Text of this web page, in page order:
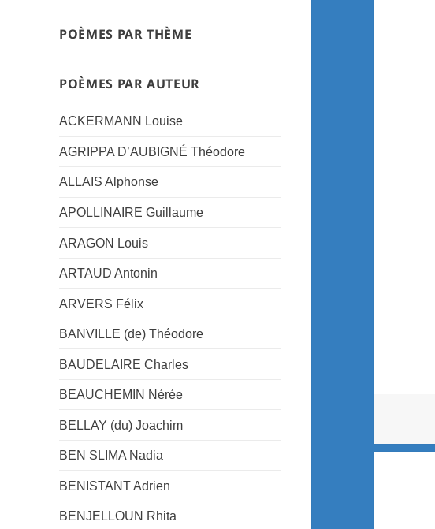
POÈMES PAR THÈME
POÈMES PAR AUTEUR
ACKERMANN Louise
AGRIPPA D’AUBIGNÉ Théodore
ALLAIS Alphonse
APOLLINAIRE Guillaume
ARAGON Louis
ARTAUD Antonin
ARVERS Félix
BANVILLE (de) Théodore
BAUDELAIRE Charles
BEAUCHEMIN Nérée
BELLAY (du) Joachim
BEN SLIMA Nadia
BENISTANT Adrien
BENJELLOUN Rhita